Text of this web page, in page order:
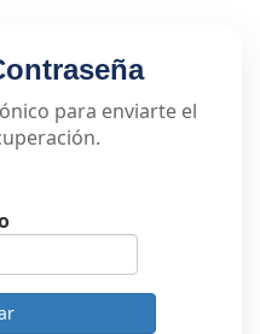
para enviarte el